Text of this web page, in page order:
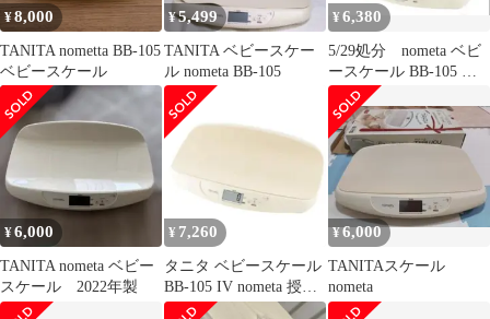
¥8,000
TANITA nometta BB-105
ベビースケール
¥5,499
TANITA ベビースケー
ル nometa BB-105
¥6,380
5/29処分 nometa ベビ
ースケール BB-105 タ
ニタ
¥6,000
TANITA nometa ベビー
スケール 2022年製
¥ 7,260
タニタ ベビースケール
BB-105 IV nometa 授乳
量機能付き
¥6,000
TANITAスケール
nometa